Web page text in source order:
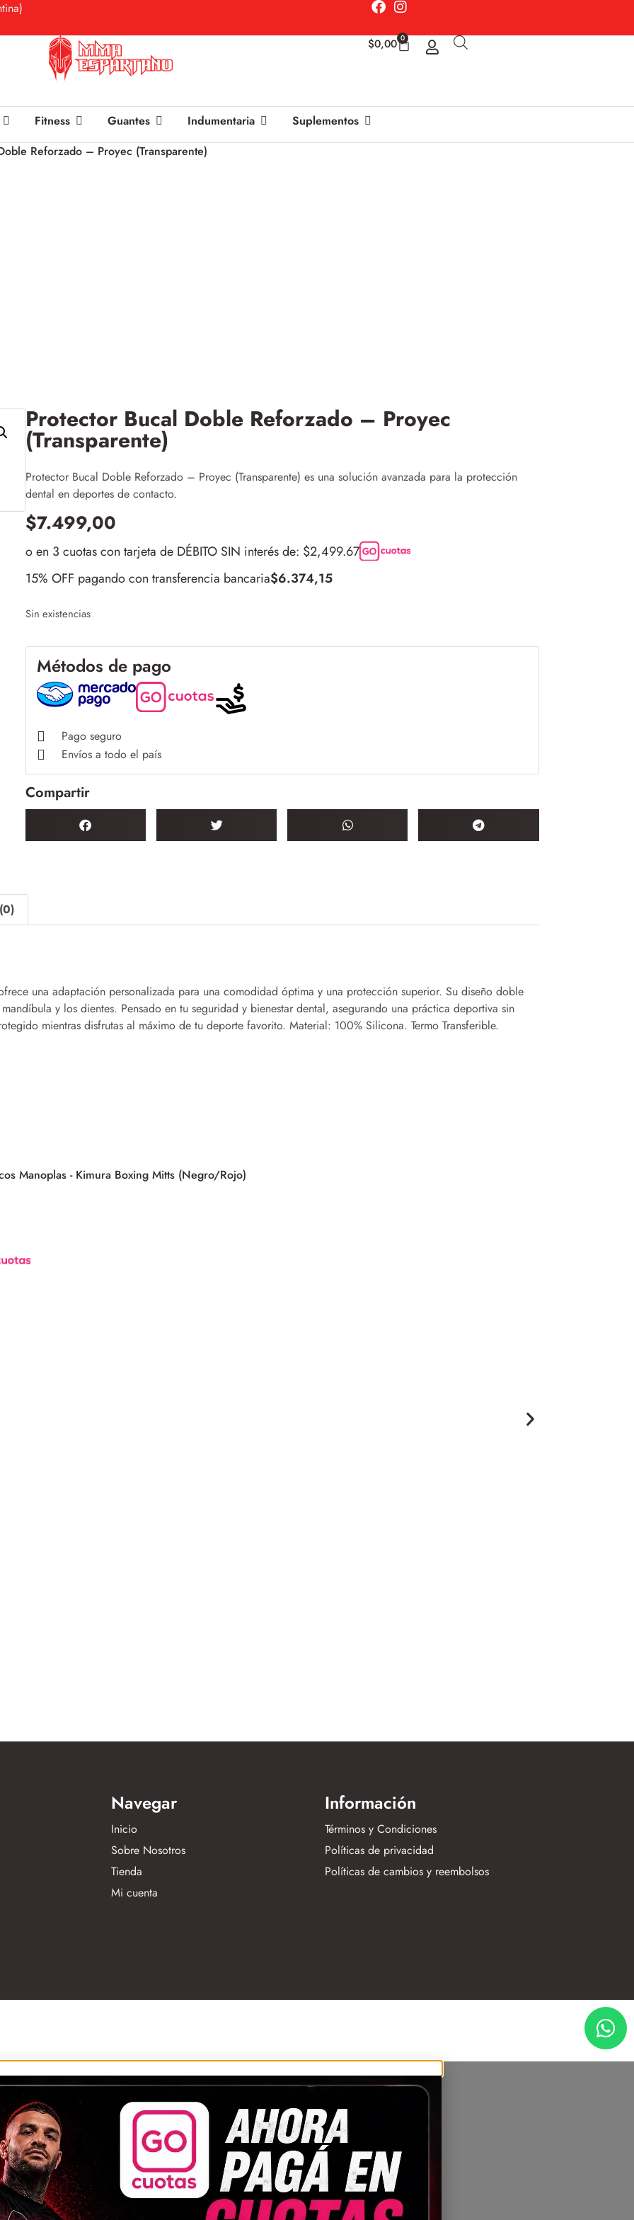
$0,00 0
Fitness Guantes Indumentaria
Suplementos
Reforzado – Proyec (Transparente)
Protector Bucal Doble Reforzado – Proyec
(Transparente)
Protector Bucal Doble Reforzado – Proyec (Transparente) es una solución avanzada para la protección
dental en deportes de contacto.
$7.499,00
o en 3 cuotas con tarjeta de DÉBITO SIN interés de: $2,499.67
15% OFF pagando con transferencia bancaria$6.374,15
Sin existencias
Métodos de pago
Pago seguro
Envíos a todo el país
Compartir
una adaptación personalizada para una comodidad óptima y una protección superior. Su diseño doble
y los dientes. Pensado en tu seguridad y bienestar dental, asegurando una práctica deportiva sin
mientras disfrutas al máximo de tu deporte favorito. Material: 100% Silicona. Termo Transferible.
Navegar
Inicio
Sobre Nosotros
Tienda
Mi cuenta
Información
Términos y Condiciones
Políticas de privacidad
Políticas de cambios y reembolsos